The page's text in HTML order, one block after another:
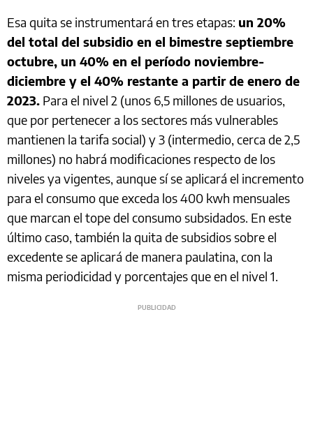
Esa quita se instrumentará en tres etapas: un 20%
del total del subsidio en el bimestre septiembre
octubre, un 40% en el período noviembre-
diciembre y el 40% restante a partir de enero de
2023. Para el nivel 2 (unos 6,5 millones de usuarios,
que por pertenecer a los sectores más vulnerables
mantienen la tarifa social) y 3 (intermedio, cerca de 2,5
millones) no habrá modificaciones respecto de los
niveles ya vigentes, aunque sí se aplicará el incremento
para el consumo que exceda los 400 kwh mensuales
que marcan el tope del consumo subsidados. En este
último caso, también la quita de subsidios sobre el
excedente se aplicará de manera paulatina, con la
misma periodicidad y porcentajes que en el nivel 1.